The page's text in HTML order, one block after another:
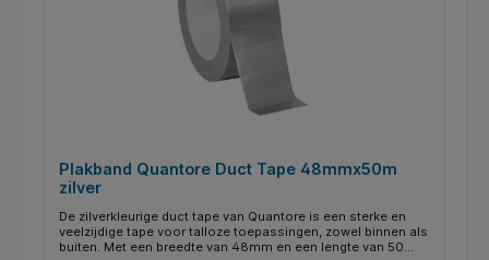
Plakband Quantore Duct Tape 48mmx50m
zilver
De zilverkleurige duct tape van Quantore is een sterke en
veelzijdige tape voor talloze toepassingen, zowel binnen als
buiten. Met een breedte van 48mm en een lengte van 50